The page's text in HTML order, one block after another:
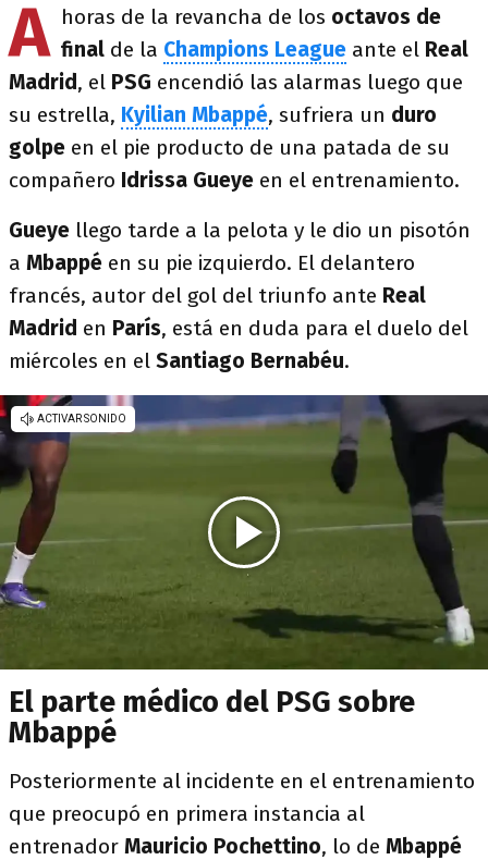
A horas de la revancha de los octavos de
final de la Champions League ante el Real
Madrid, el PSG encendió las alarmas luego que
su estrella, Kyilian Mbappé, sufriera un duro
golpe en el pie producto de una patada de su
compañero Idrissa Gueye en el entrenamiento.
Gueye llego tarde a la pelota y le dio un pisotón
a Mbappé en su pie izquierdo. El delantero
francés, autor del gol del triunfo ante Real
Madrid en París, está en duda para el duelo del
miércoles en el Santiago Bernabéu.
El parte médico del PSG sobre
Mbappé
Posteriormente al incidente en el entrenamiento
que preocupó en primera instancia al
entrenador Mauricio Pochettino, lo de Mbappé